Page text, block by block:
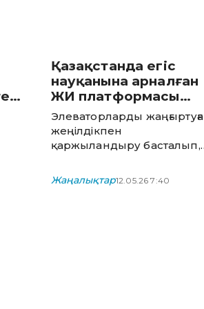
Қазақстанда егіс
науқанына арналған
ЖИ платформасы
пилоттық режимде
іске қосылды
Элеваторларды жаңғыртуға
жеңілдікпен
қаржыландыру басталып,
тоннаға дейін ұлғайту
жоспарланып отыр
Жаңалықтар12.05.26 7:40